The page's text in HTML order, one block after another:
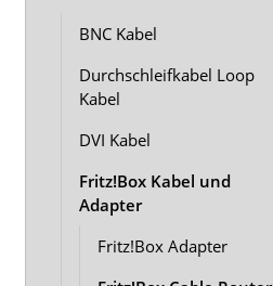
BNC Kabel
Durchschleifkabel Loop
Kabel
DVI Kabel
Fritz!Box Kabel und
Adapter
Fritz!Box Adapter